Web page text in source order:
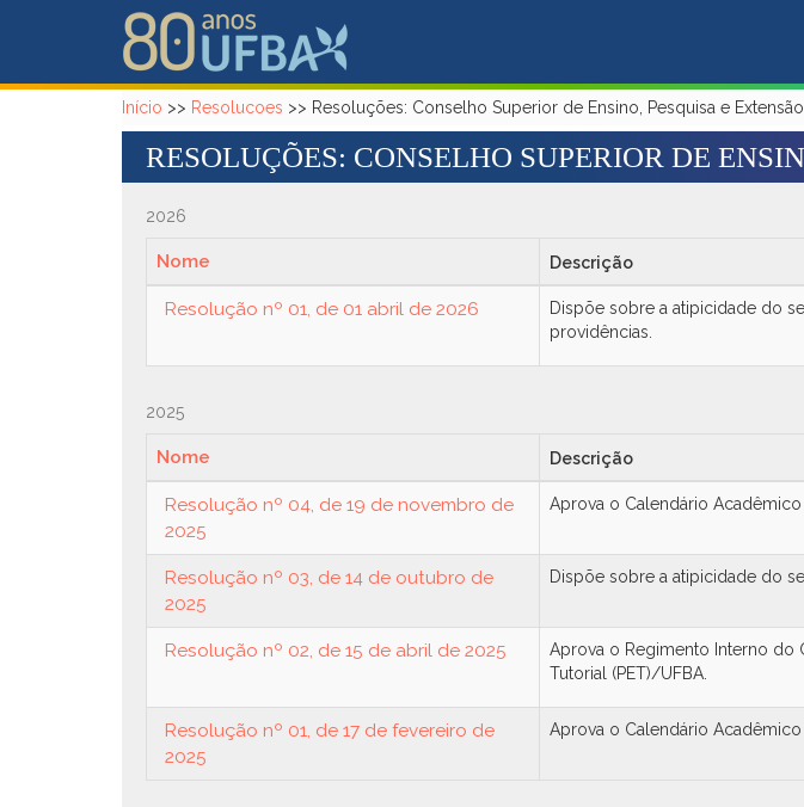
Pular para o conteúdo principal
Início >> Resolucoes >> Resoluções: Conselho Superior de Ensino, Pesquisa e Extensão
RESOLUÇÕES: CONSELHO SUPERIOR DE
2026
Nome Descrição
Resolução nº 01, de 01 abril de 2026
Dispõe sobre a atipicidade do
providências.
2025
Nome Descrição
Resolução nº 04, de 19 de novembro de
2025
Aprova o Calendário Acadêmico
Resolução nº 03, de 14 de outubro de
2025
Dispõe sobre a atipicidade do
Resolução nº 02, de 15 de abril de 2025
Aprova o Regimento Interno do
Tutorial (PET)/UFBA.
Resolução nº 01, de 17 de fevereiro de
2025
Aprova o Calendário Acadêmico